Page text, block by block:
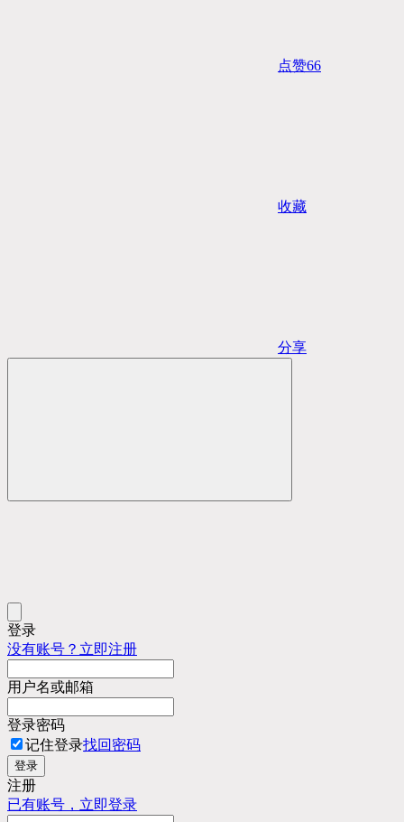
点赞66
收藏
分享
登录
没有账号？立即注册
用户名或邮箱
登录密码
记住登录找回密码
登录
注册
已有账号，立即登录